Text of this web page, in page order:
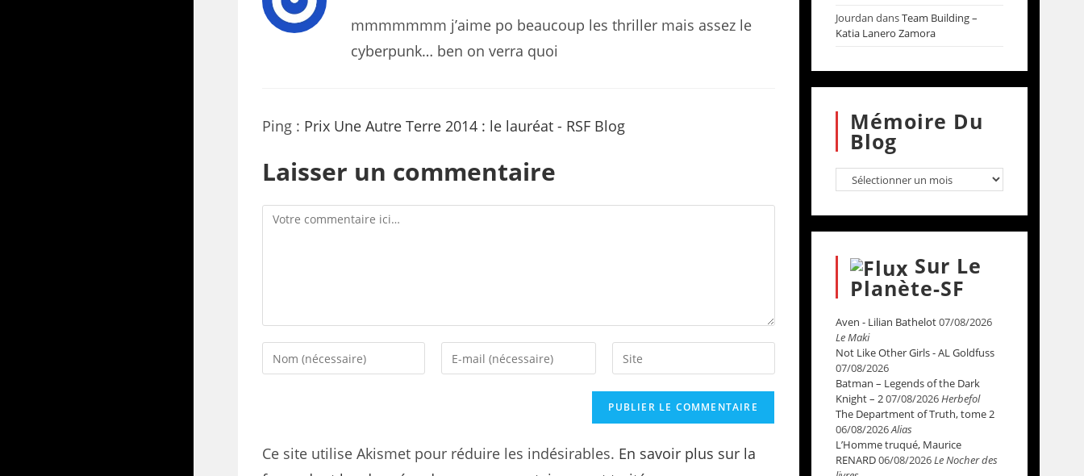
mmmmmmm j’aime po beaucoup les thriller mais assez le
cyberpunk… ben on verra quoi
Ping : Prix Une Autre Terre 2014 : le lauréat - RSF Blog
Laisser un commentaire
Ce site utilise Akismet pour réduire les indésirables. En savoir plus sur la
Jourdan dansTeam Building –
Katia Lanero Zamora
Mémoire Du
Blog
Sur Le
Planète-SF
Aven - Lilian Bathelot07/08/2026
Le Maki
Not Like Other Girls - AL Goldfuss
07/08/2026
Batman – Legends of the Dark
Knight – 207/08/2026Herbefol
The Department of Truth, tome 2
06/08/2026Alias
L’Homme truqué, Maurice
RENARD06/08/2026Le Nocher des